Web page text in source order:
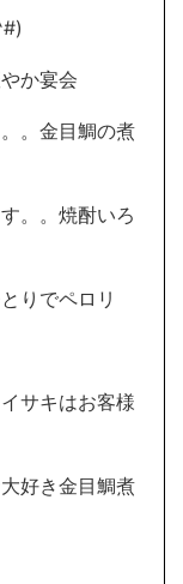
か宴会
。金目鯛の煮
。。焼酎いろ
りでペロリ
サキはお客様
好き金目鯛煮